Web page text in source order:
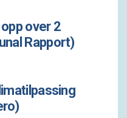
over 2
Rapport)